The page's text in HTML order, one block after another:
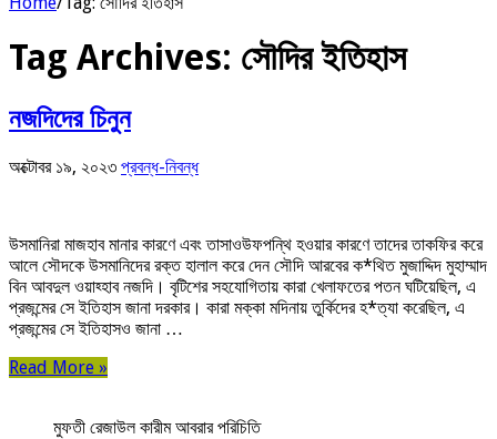
Tag Archives: সৌদির ইতিহাস
নজদিদের চিনুন
অক্টোবর ১৯, ২০২৩ প্রবন্ধ-নিবন্ধ
উসমানিরা মাজহাব মানার কারণে এবং তাসাওউফপন্থি হওয়ার কারণে তাদের তাকফির করে
আলে সৌদকে উসমানিদের রক্ত হালাল করে দেন সৌদি আরবের ক*থিত মুজাদ্দিদ মুহাম্মাদ
বিন আবদুল ওয়াহ্হাব নজদি। বৃটিশের সহযোগিতায় কারা খেলাফতের পতন ঘটিয়েছিল, এ
প্রজন্মের সে ইতিহাস জানা দরকার। কারা মক্কা মদিনায় তুর্কিদের হ*ত্যা করেছিল, এ
প্রজন্মের সে ইতিহাসও জানা …
Read More »
মুফতী রেজাউল কারীম আবরার পরিচিতি